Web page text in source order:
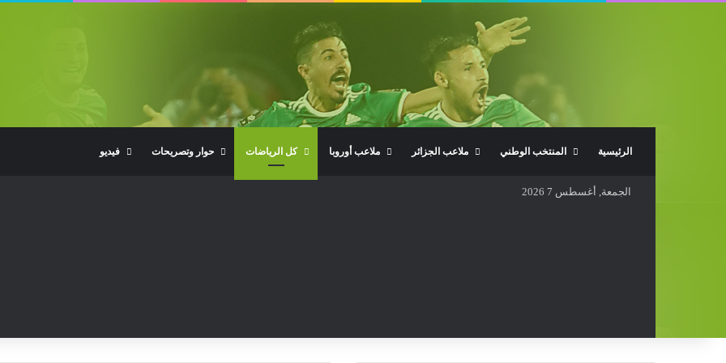
الرئيسية المنتخب الوطني ملاعب الجزائر ملاعب أوروبا كل الرياضات حوار وتصريحات فيديو
الجمعة, أغسطس 7 2026